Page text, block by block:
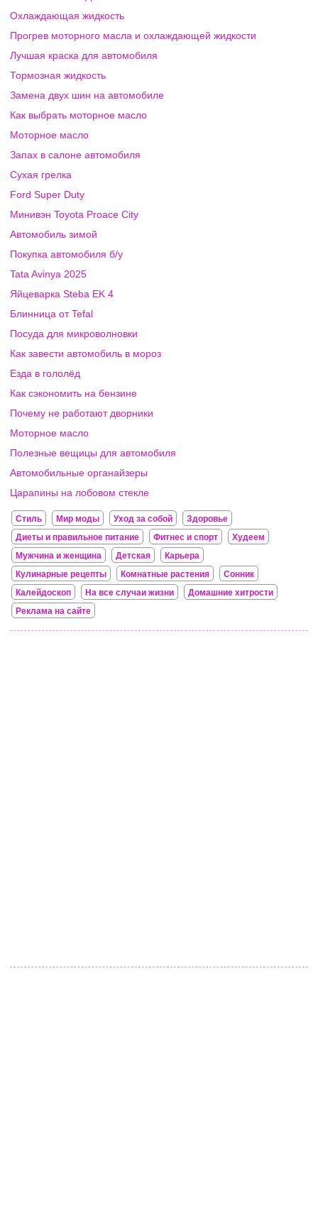
Охлаждающая жидкость
Прогрев моторного масла и охлаждающей жидкости
Лучшая краска для автомобиля
Тормозная жидкость
Замена двух шин на автомобиле
Как выбрать моторное масло
Моторное масло
Запах в салоне автомобиля
Сухая грелка
Ford Super Duty
Минивэн Toyota Proace City
Автомобиль зимой
Покупка автомобиля б/у
Tata Avinya 2025
Яйцеварка Steba EK 4
Блинница от Tefal
Посуда для микроволновки
Как завести автомобиль в мороз
Езда в гололёд
Как сэкономить на бензине
Почему не работают дворники
Моторное масло
Полезные вещицы для автомобиля
Автомобильные органайзеры
Царапины на лобовом стекле
Стиль Мир моды Уход за собой
Здоровье
Диеты и правильное питание
Фитнес и спорт
Худеем
Мужчина и женщина
Детская
Карьера
Кулинарные рецепты
Комнатные растения
Сонник
Калейдоскоп
На все случаи жизни
Домашние хитрости
Реклама на сайте